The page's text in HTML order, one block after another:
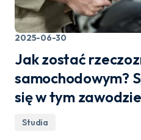
2025-06-30
Jak zostać
samochodowym?
się w tym
Studia